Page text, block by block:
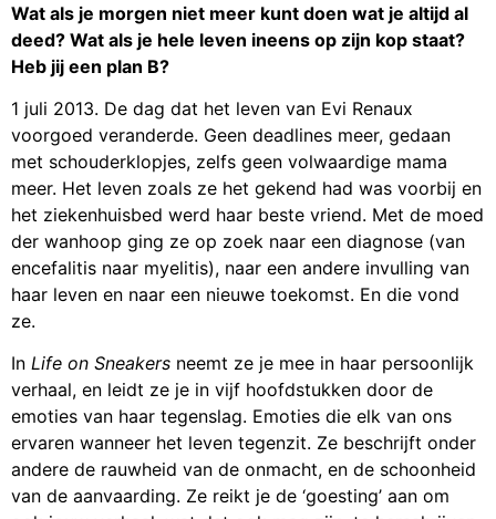
Wat als je morgen niet meer kunt doen wat je altijd al
deed? Wat als je hele leven ineens op zijn kop staat?
Heb jij een plan B?
1 juli 2013. De dag dat het leven van Evi Renaux
voorgoed veranderde. Geen deadlines meer, gedaan
met schouderklopjes, zelfs geen volwaardige mama
meer. Het leven zoals ze het gekend had was voorbij en
het ziekenhuisbed werd haar beste vriend. Met de moed
der wanhoop ging ze op zoek naar een diagnose (van
encefalitis naar myelitis), naar een andere invulling van
haar leven en naar een nieuwe toekomst. En die vond
ze.
In Life on Sneakers neemt ze je mee in haar persoonlijk
verhaal, en leidt ze je in vijf hoofdstukken door de
emoties van haar tegenslag. Emoties die elk van ons
ervaren wanneer het leven tegenzit. Ze beschrijft onder
andere de rauwheid van de onmacht, en de schoonheid
van de aanvaarding. Ze reikt je de ‘goesting’ aan om